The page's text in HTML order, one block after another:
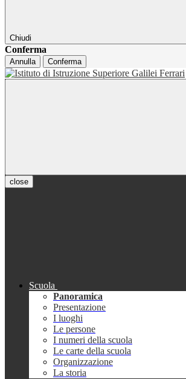
Chiudi
Conferma
Annulla Conferma
close
Scuola
Panoramica
Presentazione
I luoghi
Le persone
I numeri della scuola
Le carte della scuola
Organizzazione
La storia